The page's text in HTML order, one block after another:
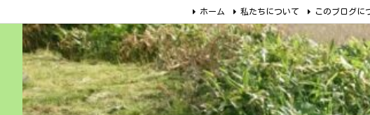
ホーム 私たちについて このブログに